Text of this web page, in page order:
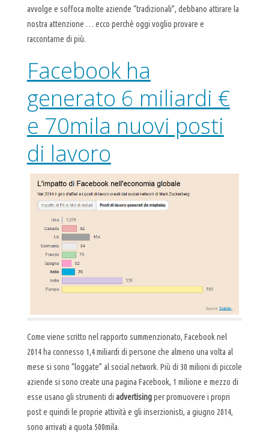
avvolge e soffoca molte aziende “tradizionali”, debbano attirare la
nostra attenzione … ecco perchè oggi voglio provare e
raccontarne di più.
Facebook ha
generato 6 miliardi €
e 70mila nuovi posti
di lavoro
Come viene scritto nel rapporto summenzionato, Facebook nel
2014 ha connesso 1,4 miliardi di persone che almeno una volta al
mese si sono “loggate” al social network. Più di 30 milioni di piccole
aziende si sono create una pagina Facebook, 1 milione e mezzo di
esse usano gli strumenti di advertisingper promuovere i propri
post e quindi le proprie attività e gli inserzionisti, a giugno 2014,
sono arrivati a quota 500mila.